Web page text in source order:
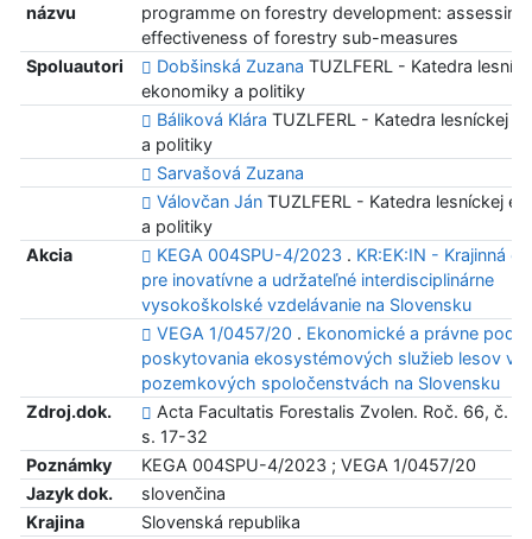
názvu
programme on forestry development: assessing
effectiveness of forestry sub-measures
Spoluautori
Dobšinská Zuzana TUZLFERL - Katedra
ekonomiky a politiky
Báliková Klára TUZLFERL - Katedra lesníckej
a politiky
Sarvašová Zuzana
Válovčan JánTUZLFERL - Katedra lesníckej
a politiky
Akcia
KEGA 004SPU-4/2023 . KR:EK:IN - Krajinná
pre inovatívne a udržateľné interdisciplinárne
vysokoškolské vzdelávanie na Slovensku
VEGA 1/0457/20 . Ekonomické a právne
poskytovania ekosystémových služieb lesov v
pozemkových spoločenstvách na Slovensku
Zdroj.dok.
Acta Facultatis Forestalis Zvolen. Roč. 66, č. 2
s. 17-32
Poznámky
KEGA 004SPU-4/2023 ; VEGA 1/0457/20
Jazyk dok.
slovenčina
Krajina
Slovenská republika